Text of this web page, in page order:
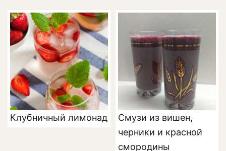
Клубничный лимонад
Смузи из вишен,
черники и красной
смородины